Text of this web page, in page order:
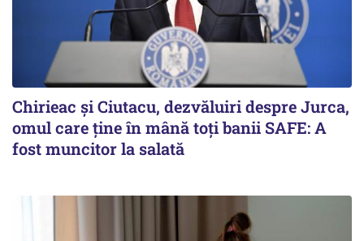
Chirieac și Ciutacu, dezvăluiri despre Jurca,
omul care ține în mână toți banii SAFE: A
fost muncitor la salată